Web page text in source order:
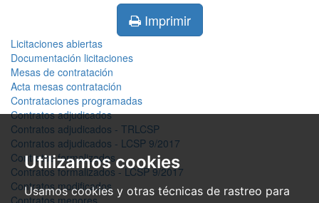
Utilizamos cookies
Usamos cookies y otras técnicas de rastreo para
Imprimir
Licitaciones abiertas
Documentación licitaciones
Mesas de contratación
Acta mesas contratación
Contrataciones programadas
Contratos adjudicados
Contratos adjudicados - TRLCSP
Contratos adjudicados - LCSP 9/2017
Contratos formalizados
Contratos formalizados - LCSP 9/2017
Contratos modificados
Contratos menores